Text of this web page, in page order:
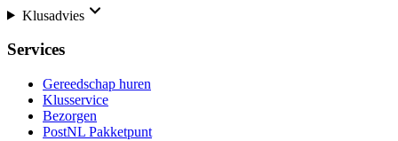
Klusadvies
Services
Gereedschap huren
Klusservice
Bezorgen
PostNL Pakketpunt